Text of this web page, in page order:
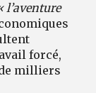
l’aventure
forcé,
milliers